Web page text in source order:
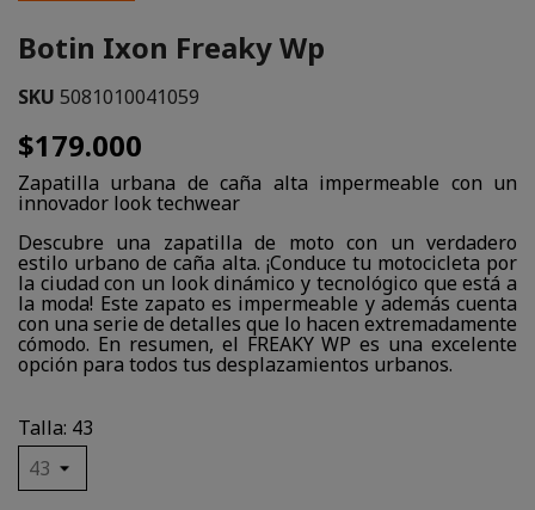
Botin Ixon Freaky Wp
SKU 5081010041059
$179.000
Zapatilla urbana de caña alta impermeable con un
innovador look techwear
Descubre una zapatilla de moto con un verdadero
estilo urbano de caña alta. ¡Conduce tu motocicleta por
la ciudad con un look dinámico y tecnológico que está a
la moda! Este zapato es impermeable y además cuenta
con una serie de detalles que lo hacen extremadamente
cómodo. En resumen, el FREAKY WP es una excelente
opción para todos tus desplazamientos urbanos.
Talla: 43